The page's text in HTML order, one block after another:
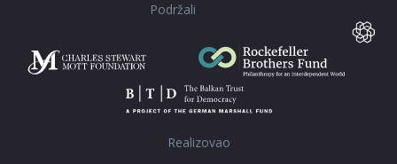
Podržali
Realizovao